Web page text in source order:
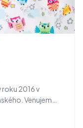
2016 v
Venujem
u